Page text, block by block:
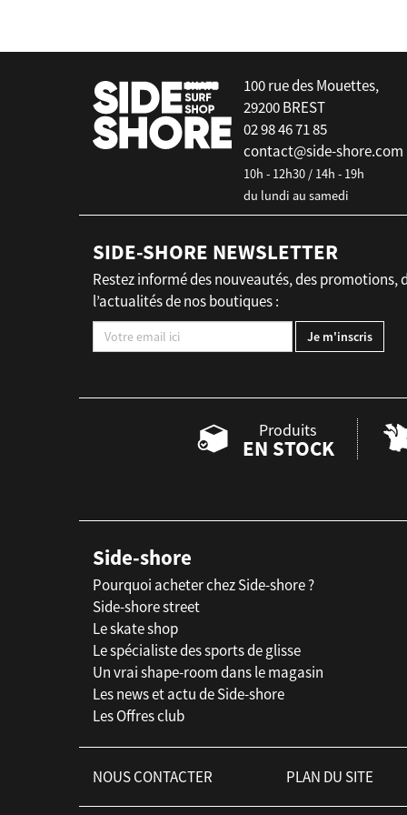
100 rue des Mouettes,
29200 BREST
02 98 46 71 85
contact@side-shore.com
10h - 12h30 / 14h - 19h
du lundi au samedi
SIDE-SHORE NEWSLETTER
Restez informé des nouveautés, des promotions,
l’actualités de nos boutiques :
Produits
EN STOCK
Side-shore
Pourquoi acheter chez Side-shore ?
Side-shore street
Le skate shop
Le spécialiste des sports de glisse
Un vrai shape-room dans le magasin
Les news et actu de Side-shore
Les Offres club
NOUS CONTACTER PLAN DU SITE